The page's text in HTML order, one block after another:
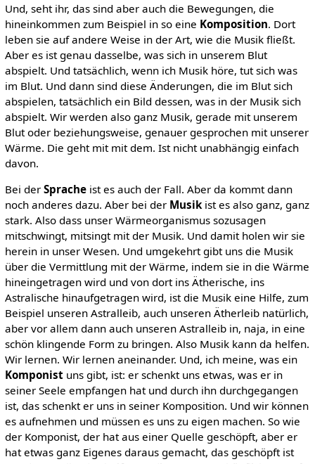
Und, seht ihr, das sind aber auch die Bewegungen, die
hineinkommen zum Beispiel in so eine Komposition. Dort
leben sie auf andere Weise in der Art, wie die Musik fließt.
Aber es ist genau dasselbe, was sich in unserem Blut
abspielt. Und tatsächlich, wenn ich Musik höre, tut sich was
im Blut. Und dann sind diese Änderungen, die im Blut sich
abspielen, tatsächlich ein Bild dessen, was in der Musik sich
abspielt. Wir werden also ganz Musik, gerade mit unserem
Blut oder beziehungsweise, genauer gesprochen mit unserer
Wärme. Die geht mit mit dem. Ist nicht unabhängig einfach
davon.
Bei der Spracheist es auch der Fall. Aber da kommt dann
noch anderes dazu. Aber bei der Musikist es also ganz, ganz
stark. Also dass unser Wärmeorganismus sozusagen
mitschwingt, mitsingt mit der Musik. Und damit holen wir sie
herein in unser Wesen. Und umgekehrt gibt uns die Musik
über die Vermittlung mit der Wärme, indem sie in die Wärme
hineingetragen wird und von dort ins Ätherische, ins
Astralische hinaufgetragen wird, ist die Musik eine Hilfe, zum
Beispiel unseren Astralleib, auch unseren Ätherleib natürlich,
aber vor allem dann auch unseren Astralleib in, naja, in eine
schön klingende Form zu bringen. Also Musik kann da helfen.
Wir lernen. Wir lernen aneinander. Und, ich meine, was ein
Komponistuns gibt, ist: er schenkt uns etwas, was er in
seiner Seele empfangen hat und durch ihn durchgegangen
ist, das schenkt er uns in seiner Komposition. Und wir können
es aufnehmen und müssen es uns zu eigen machen. So wie
der Komponist, der hat aus einer Quelle geschöpft, aber er
hat etwas ganz Eigenes daraus gemacht, das geschöpft ist